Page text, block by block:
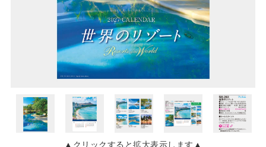
▲クリックすると拡大表示します▲